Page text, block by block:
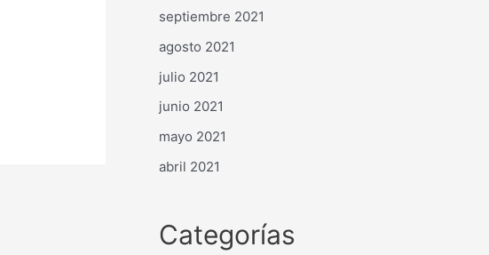
septiembre 2021
agosto 2021
julio 2021
junio 2021
mayo 2021
abril 2021
Categorías